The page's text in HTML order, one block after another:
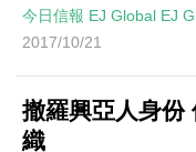
今日信報 EJ Global EJ
2017/10/21
撤羅興亞人身份
織